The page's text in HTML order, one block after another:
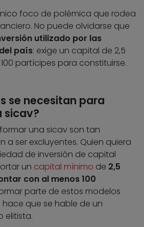
foco de polémica que rodea
No puede olvidarse que
utilizado por las
país: exige un capital de 2,5
partícipes para constituirse.
se necesitan para
sicav?
una sicav son tan
a ser excluyentes. Quien quiera
de inversión de capital
un capital mínimo de 2,5
con al menos 100
parte de estos modelos
hace que se hable de un
elitista.